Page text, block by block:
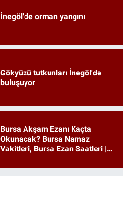
İnegöl'de orman yangını
Gökyüzü tutkunları İnegöl'de
buluşuyor
Bursa Akşam Ezanı Kaçta
Okunacak? Bursa Namaz
Vakitleri, Bursa Ezan Saatleri |